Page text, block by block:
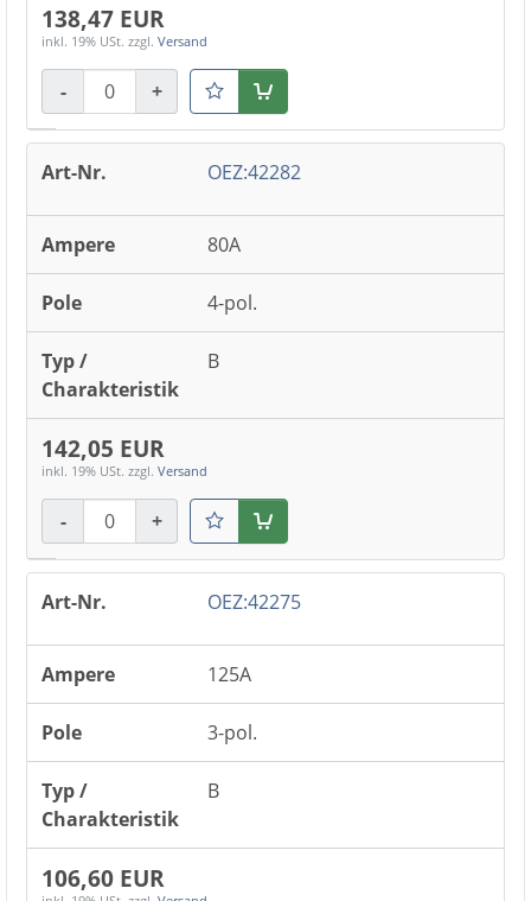
138,47 EUR
inkl. 19% USt. zzgl. Versand
- +
OEZ:42282
80A
4-pol.
B
142,05 EUR
inkl. 19% USt. zzgl. Versand
- +
OEZ:42275
125A
3-pol.
B
106,60 EUR